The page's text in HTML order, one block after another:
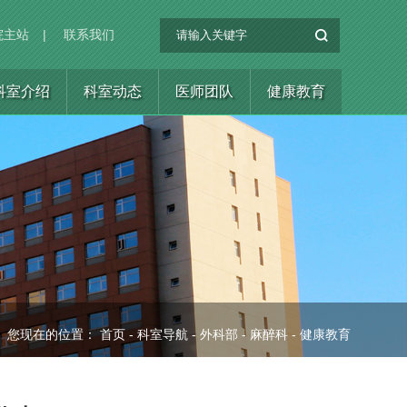
主站 | 联系我们
室介绍 科室动态 医师团队 健康教育
您现在的位置： 首页 - 科室导航 - 外科部 - 麻醉科 - 健康教育